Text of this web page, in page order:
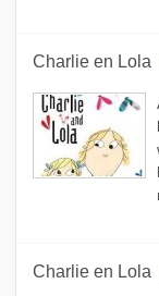
Charlie en Lola
Charlie en Lola